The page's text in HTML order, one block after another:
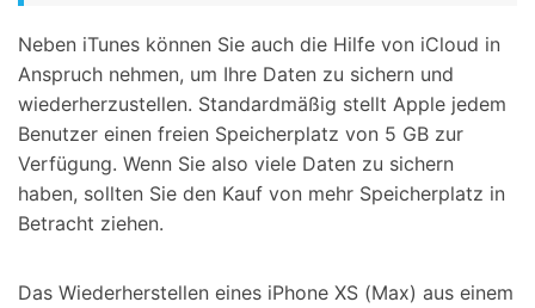
Neben iTunes können Sie auch die Hilfe von iCloud in
Anspruch nehmen, um Ihre Daten zu sichern und
wiederherzustellen. Standardmäßig stellt Apple jedem
Benutzer einen freien Speicherplatz von 5 GB zur
Verfügung. Wenn Sie also viele Daten zu sichern
haben, sollten Sie den Kauf von mehr Speicherplatz in
Betracht ziehen.
Das Wiederherstellen eines iPhone XS (Max) aus einem